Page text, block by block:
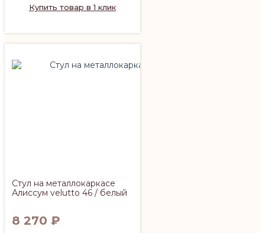
Купить товар в 1 клик
Стул на металлокаркасе
Алиссум velutto 46 / белый
8 270 ₽